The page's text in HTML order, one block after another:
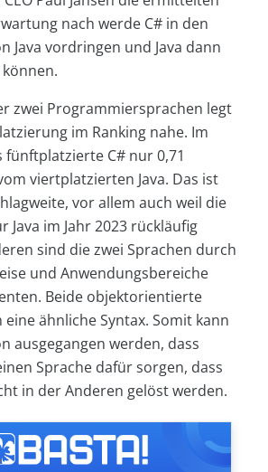
nach werde C# in den
Java vordringen und Java dann
zwei Programmiersprachen legt
im Ranking nahe. Im
C# nur 0,71
viertplatzierten Java. Das ist
vor allem auch weil die
Java im Jahr 2023 rückläufig
sind die zwei Sprachen durch
und Anwendungsbereiche
Beide objektorientierte
ähnliche Syntax. Somit kann
ausgegangen werden, dass
Sprache dafür sorgen, dass
in der Anderen gelöst werden.